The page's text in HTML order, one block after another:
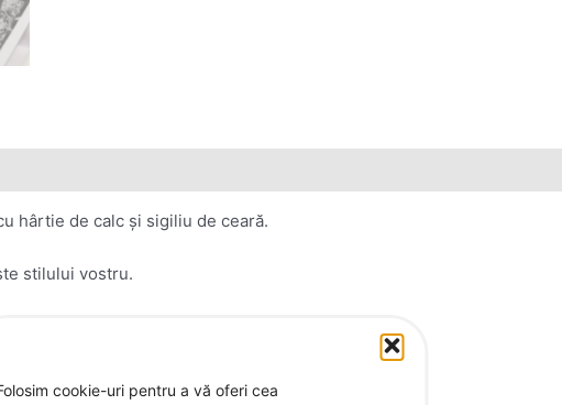
cookie-uri pentru a vă oferi cea
hârtie de calc și sigiliu de ceară.
stilului vostru.